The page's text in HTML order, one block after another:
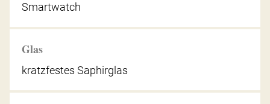
Smartwatch
Glas
kratzfestes Saphirglas